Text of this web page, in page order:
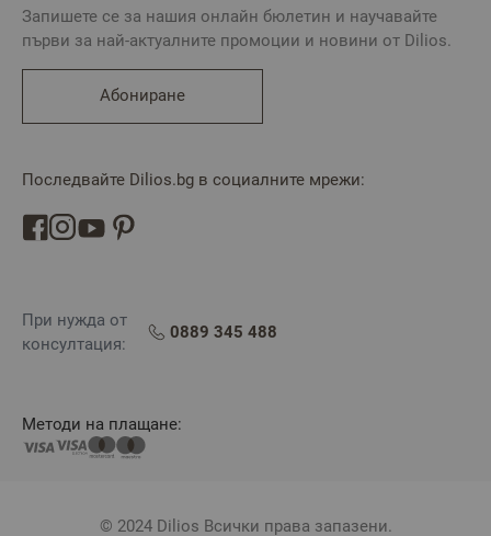
Запишете се за нашия онлайн бюлетин и научавайте
първи за най-актуалните промоции и новини от Dilios.
Абониране
Последвайте Dilios.bg в социалните мрежи:
При нужда от
консултация:
0889 345 488
Методи на плащане:
© 2024 Dilios Всички права запазени.